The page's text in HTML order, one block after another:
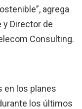
agrega
y Director de
Consulting.
en los planes
los últimos